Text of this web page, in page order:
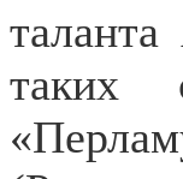
таких